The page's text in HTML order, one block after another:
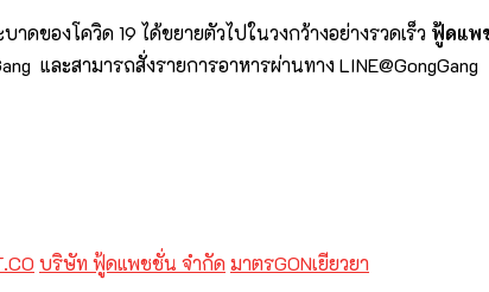
ดของโควิด 19 ได้ขยายตัวไปในวงกว้างอย่างรวดเร็ว ฟู้ดแพ
และสามารถสั่งรายการอาหารผ่านทาง LINE@GongGang
บริษัท ฟู้ดแพชชั่น จำกัด มาตรGONเยียวยา